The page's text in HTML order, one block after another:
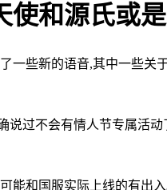
使和源氏或
一些新的语音,其中一些关
说过不会有情人节专属活
能和国服实际上线的有出入